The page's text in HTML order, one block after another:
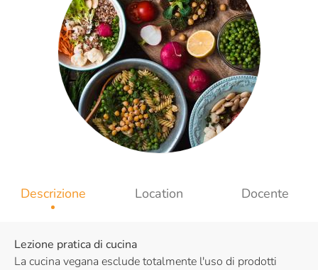
Descrizione Location Docente
Lezione pratica di cucina
La cucina vegana esclude totalmente l'uso di prodotti